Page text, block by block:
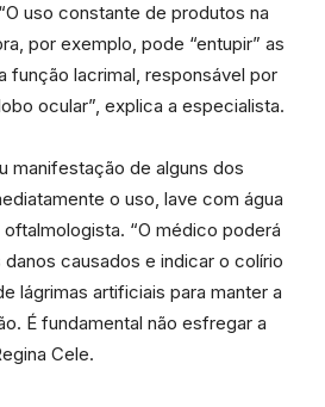
uso constante de produtos na
por exemplo, pode “entupir” as
função lacrimal, responsável por
ocular”, explica a especialista.
manifestação de alguns dos
o uso, lave com água
“O médico poderá
causados e indicar o colírio
lágrimas artificiais para manter a
É fundamental não esfregar a
Cele.